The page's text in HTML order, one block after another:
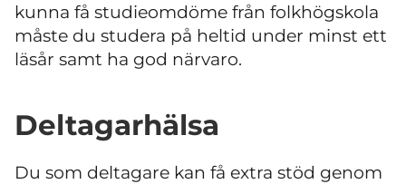
kunna få studieomdöme från folkhögskola
måste du studera på heltid under minst ett
läsår samt ha god närvaro.
Deltagarhälsa
Du som deltagare kan få extra stöd genom